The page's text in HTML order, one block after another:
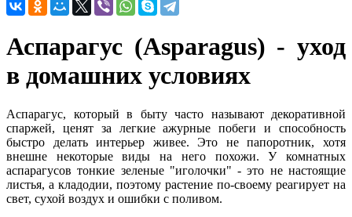
Аспарагус (Asparagus) - уход
в домашних условиях
Аспарагус, который в быту часто называют декоративной
спаржей, ценят за легкие ажурные побеги и способность
быстро делать интерьер живее. Это не папоротник, хотя
внешне некоторые виды на него похожи. У комнатных
аспарагусов тонкие зеленые "иголочки" - это не настоящие
листья, а кладодии, поэтому растение по-своему реагирует на
свет, сухой воздух и ошибки с поливом.